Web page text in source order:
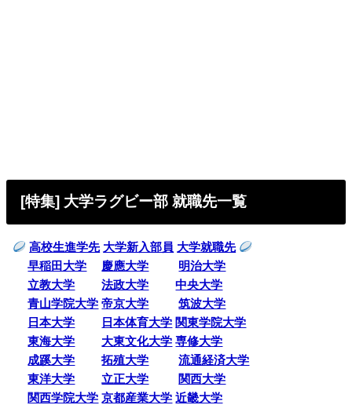
[特集] 大学ラグビー部 就職先一覧
高校生進学先 大学新入部員 大学就職先
早稲田大学
慶應大学
明治大学
立教大学
法政大学
中央大学
青山学院大学 帝京大学
筑波大学
日本大学
日本体育大学 関東学院大学
東海大学
大東文化大学 専修大学
成蹊大学
拓殖大学
流通経済大学
東洋大学
立正大学
関西大学
関西学院大学 京都産業大学 近畿大学